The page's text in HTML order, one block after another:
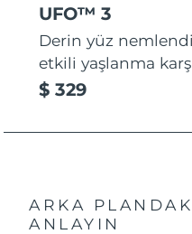
UFO™ 3
Derin yüz
etkili yaşlanma
$ 329
ARKA
ANLAYIN